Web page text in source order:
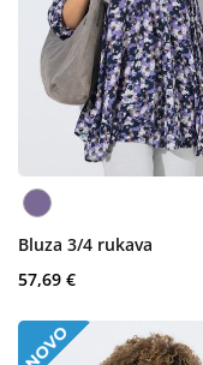
Bluza 3/4 rukava
57,69 €